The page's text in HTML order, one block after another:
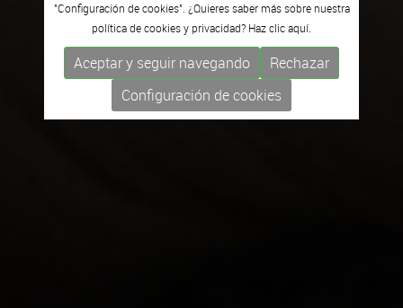
"Configuración de cookies". ¿Quieres saber más sobre nuestra
política de cookies y privacidad? Haz clicaquí.
Aceptar y seguir navegando
Rechazar
Configuración de cookies